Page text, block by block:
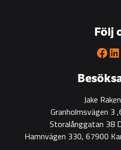
Jake
Granholmsvägen 3
Storalånggatan 38
Hamnvägen 330, 67900
Följ